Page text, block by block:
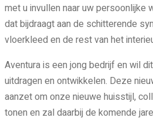
met u invullen naar uw persoonlijke
dat bijdraagt aan de schitterende
vloerkleed en de rest van het
Aventura is een jong bedrijf en wil
uitdragen en ontwikkelen. Deze
aanzet om onze nieuwe huisstijl,
tonen en zal daarbij de komende